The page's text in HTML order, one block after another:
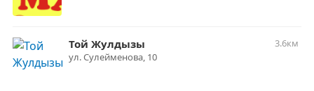
Той Жулдызы
3.6км
ул. Сулейменова, 10